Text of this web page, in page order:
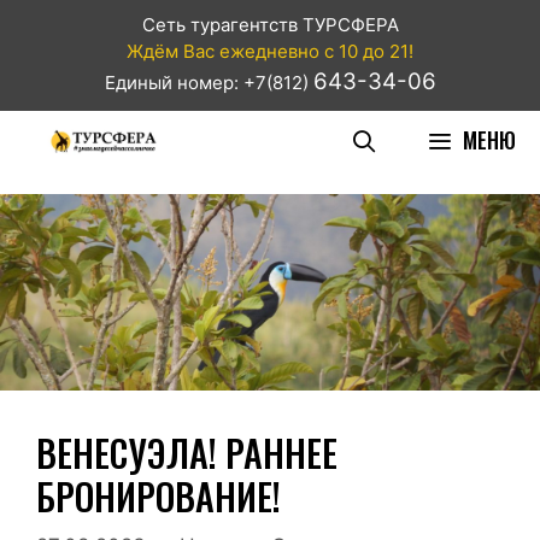
Сеть турагентств ТУРСФЕРА
Ждём Вас ежедневно с 10 до 21!
Единый номер: +7(812) 643-34-06
МЕНЮ
ВЕНЕСУЭЛА! РАННЕЕ
БРОНИРОВАНИЕ!